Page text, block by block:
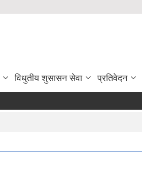
विधुतीय शुसासन सेवा प्रतिवेदन